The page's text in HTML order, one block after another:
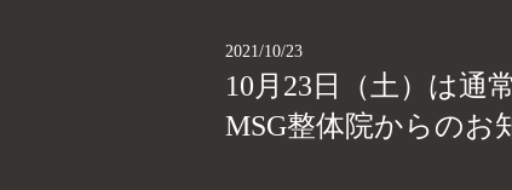
2021/10/23
10月23日（土）は通
MSG整体院からのお